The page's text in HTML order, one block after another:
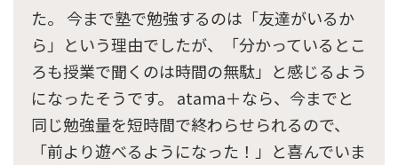
た。 今まで塾で勉強するのは「友達がいるか
ら」という理由でしたが、「分かっているとこ
ろも授業で聞くのは時間の無駄」と感じるよう
になったそうです。 atama＋なら、今までと
同じ勉強量を短時間で終わらせられるので、
「前より遊べるようになった！」と喜んでいま